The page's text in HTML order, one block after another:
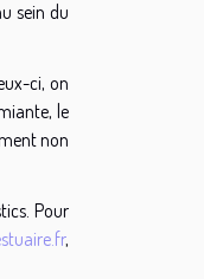
sein du
ci, on
le
non
Pour
,